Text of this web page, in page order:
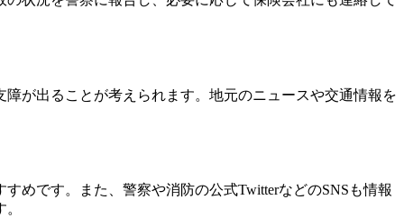
が出ることが考えられます。地元のニュースや交通情報を
めです。また、警察や消防の公式TwitterなどのSNSも情報